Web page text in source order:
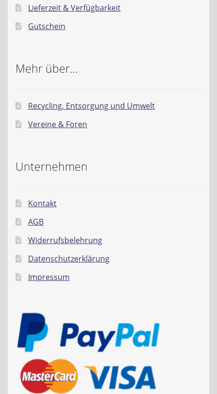
Lieferzeit & Verfügbarkeit
Gutschein
Mehr über…
Recycling, Entsorgung und Umwelt
Vereine & Foren
Unternehmen
Kontakt
AGB
Widerrufsbelehrung
Datenschutzerklärung
Impressum